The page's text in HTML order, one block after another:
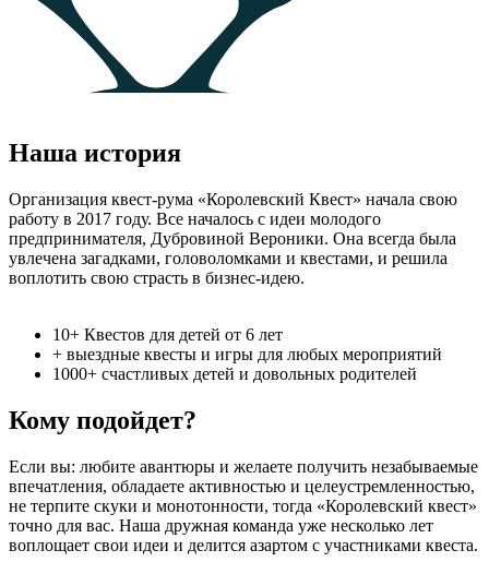
Наша история
Организация квест-рума «Королевский Квест» начала свою
работу в 2017 году. Все началось с идеи молодого
предпринимателя, Дубровиной Вероники. Она всегда была
увлечена загадками, головоломками и квестами, и решила
воплотить свою страсть в бизнес-идею.
10+ Квестов для детей от 6 лет
+ выездные квесты и игры для любых мероприятий
1000+ счастливых детей и довольных родителей
Кому подойдет?
Если вы: любите авантюры и желаете получить незабываемые
впечатления, обладаете активностью и целеустремленностью,
не терпите скуки и монотонности, тогда «Королевский квест»
точно для вас. Наша дружная команда уже несколько лет
воплощает свои идеи и делится азартом с участниками квеста.